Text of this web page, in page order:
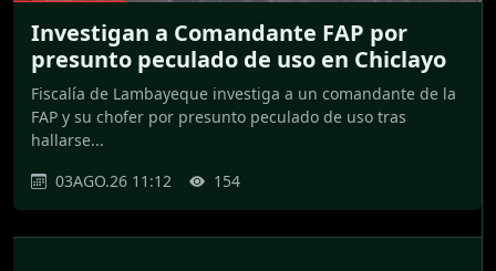
Investigan a Comandante FAP por
presunto peculado de uso en Chiclayo
Fiscalía de Lambayeque investiga a un comandante de la
FAP y su chofer por presunto peculado de uso tras
hallarse...
03AGO.26 11:12
154